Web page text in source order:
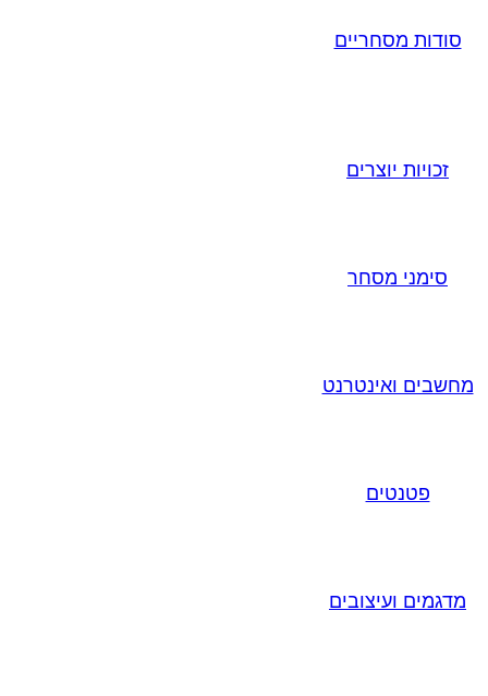
סודות מסחריים
זכויות יוצרים
סימני מסחר
מחשבים ואינטרנט
פטנטים
מדגמים ועיצובים